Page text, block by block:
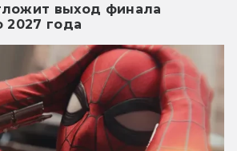
выход финала
2027 года